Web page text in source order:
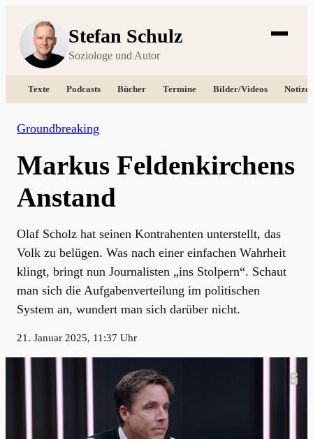
Stefan Schulz
Soziologe und Autor
Texte Podcasts Bücher Termine Bilder/Videos
Groundbreaking
Markus Feldenkirchens
Anstand
Olaf Scholz hat seinen Kontrahenten unterstellt, das
Volk zu belügen. Was nach einer einfachen Wahrheit
klingt, bringt nun Journalisten „ins Stolpern“. Schaut
man sich die Aufgabenverteilung im politischen
System an, wundert man sich darüber nicht.
21. Januar 2025, 11:37 Uhr